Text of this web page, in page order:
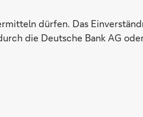
dürfen. Das
die Deutsche Bank AG